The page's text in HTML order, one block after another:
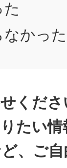
なかった
くだ
たい
、ご